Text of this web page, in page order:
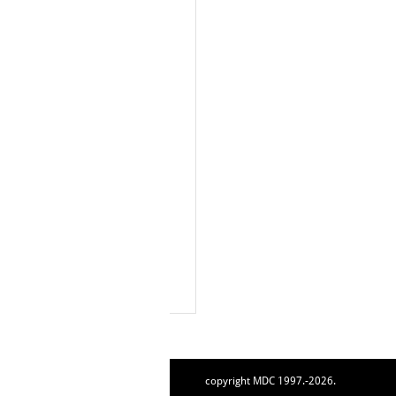
copyright MDC 1997.-2026.